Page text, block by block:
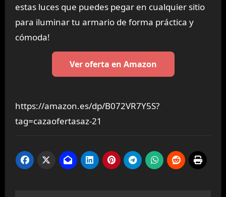
estas luces que puedes pegar en cualquier sitio
para iluminar tu armario de forma práctica y
cómoda!
Ver oferta en Amazon
https://amazon.es/dp/B072VR7Y5S?
tag=cazaofertasaz-21